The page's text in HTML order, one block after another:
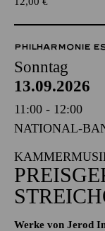
PHILHARMONIE
Sonntag
13.09.2026
11:00 - 12:00
NATIONAL-
Werke von Jerod